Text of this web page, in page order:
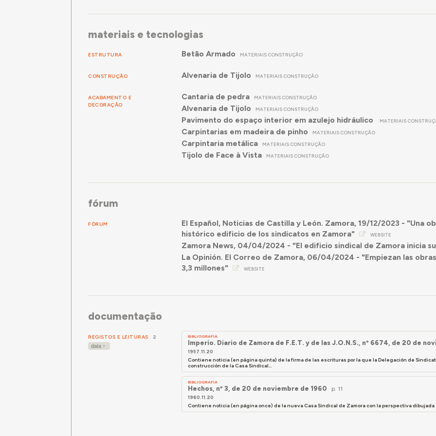
materiais e tecnologias
ESTRUTURA Betão Armado MATERIAIS CONSTRUÇÃO
CONSTRUÇÃO Alvenaria de Tijolo MATERIAIS CONSTRUÇÃO
ACABAMENTO E
DECORAÇÃO
Cantaria de pedra MATERIAIS CONSTRUÇÃO
Alvenaria de Tijolo MATERIAIS CONSTRUÇÃO
Pavimento do espaço interior em azulejo hidráulico MATERIAIS
Carpintarias em madeira de pinho MATERIAIS CONSTRUÇÃO
Carpintaria metálica MATERIAIS CONSTRUÇÃO
Tijolo de Face à Vista MATERIAIS CONSTRUÇÃO
fórum
FÓRUM
El Español, Noticias de Castilla y León. Zamora, 19/12/2023 - "Una
histórico edificio de los sindicatos en Zamora"
WEBSITE
Zamora News, 04/04/2024 - "El edificio sindical de Zamora inicia
La Opinión. El Correo de Zamora, 06/04/2024 - "Empiezan las
3,3 millones"
WEBSITE
documentação
REGISTOS E LEITURAS 2 BIBLIOGRAFIA
Imperio. Diario de Zamora de F.E.T. y de las J.O.N.S., nº 6674, de 20 de
1957.11.20
Contiene noticia (en página quinta) de la firma de las escrituras por la que la Delegación de
construcción de la Casa Sindical...
BIBLIOGRAFIA
Hechos, nº 3, de 20 de noviembre de 1960 p. 11
1960.11.20
Contiene noticia (en página once) de la nueva Casa Sindical de Zamora con la perspectiva